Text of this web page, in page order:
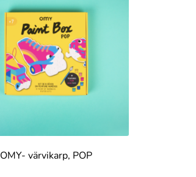
OMY- värvikarp, POP